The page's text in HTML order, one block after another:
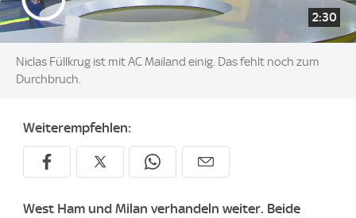
2:30
Niclas Füllkrug ist mit AC Mailand einig. Das fehlt noch zum
Durchbruch.
Weiterempfehlen:
West Ham und Milan verhandeln weiter. Beide